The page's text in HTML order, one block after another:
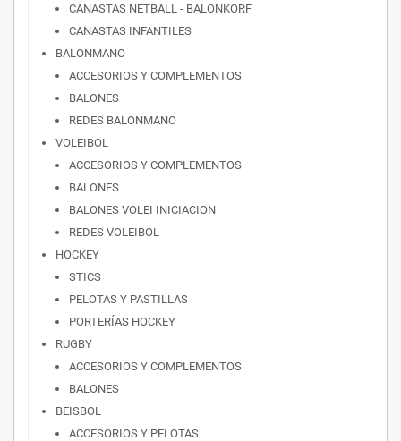
CANASTAS NETBALL - BALONKORF
CANASTAS INFANTILES
BALONMANO
ACCESORIOS Y COMPLEMENTOS
BALONES
REDES BALONMANO
VOLEIBOL
ACCESORIOS Y COMPLEMENTOS
BALONES
BALONES VOLEI INICIACION
REDES VOLEIBOL
HOCKEY
STICS
PELOTAS Y PASTILLAS
PORTERÍAS HOCKEY
RUGBY
ACCESORIOS Y COMPLEMENTOS
BALONES
BEISBOL
ACCESORIOS Y PELOTAS